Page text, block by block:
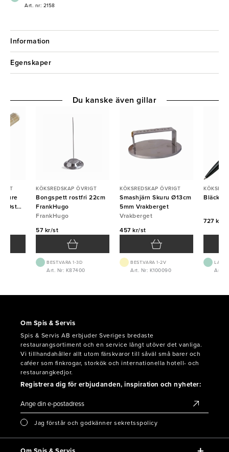
Art. nr: 2158
Information
Egenskaper
Pure
KÖKSREDSKAP ÖVRIGT
Bongspett rostfri 22cm
FrankHugo
FrankHugo
57 kr/st
BEST.VARA 1-3D
Art. Nr: K87400
KÖKSREDSKAP ÖVRIGT
Smashjärn Skuru Ø13cm
5mm Vrakberget
Vrakberget
457 kr/st
BEST.VARA 1-2V
Art. Nr: K100090
727 kr/
Art.
Du kanske även gillar
Om Spis & Servis
Spis & Servis AB erbjuder Sveriges bredaste
restaurangsortiment och en service långt utöver det vanliga.
Vi tillhandahåller allt utom färskvaror till såväl små barer och
caféer som finkrogar, storkök och internationella hotell- och
restaurangkedjor.
Registrera dig för erbjudanden, inspiration och nyheter:
Jag förstår och godkänner sekretsspolicy